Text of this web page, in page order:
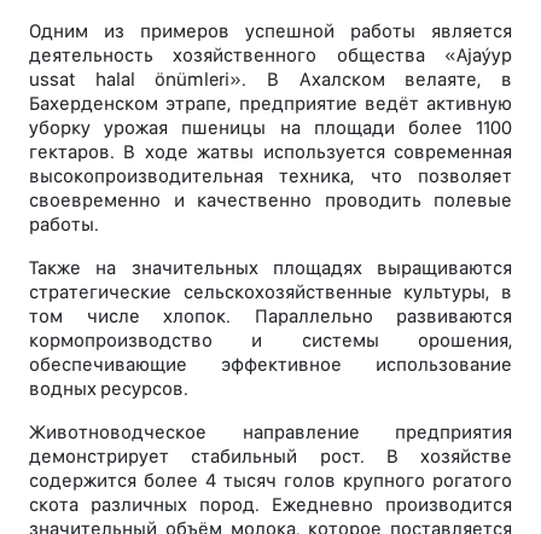
Одним из примеров успешной работы является
деятельность хозяйственного общества «Ajaýyp
ussat halal önümleri». В Ахалском велаяте, в
Бахерденском этрапе, предприятие ведёт активную
уборку урожая пшеницы на площади более 1100
гектаров. В ходе жатвы используется современная
высокопроизводительная техника, что позволяет
своевременно и качественно проводить полевые
работы.
Также на значительных площадях выращиваются
стратегические сельскохозяйственные культуры, в
том числе хлопок. Параллельно развиваются
кормопроизводство и системы орошения,
обеспечивающие эффективное использование
водных ресурсов.
Животноводческое направление предприятия
демонстрирует стабильный рост. В хозяйстве
содержится более 4 тысяч голов крупного рогатого
скота различных пород. Ежедневно производится
значительный объём молока, которое поставляется